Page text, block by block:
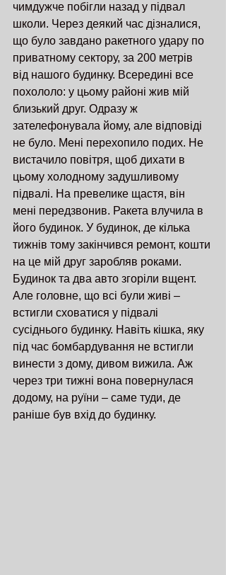
чимдужче побігли назад у підвал
школи. Через деякий час дізналися,
що було завдано ракетного удару по
приватному сектору, за 200 метрів
від нашого будинку. Всередині все
похололо: у цьому районі жив мій
близький друг. Одразу ж
зателефонувала йому, але відповіді
не було. Мені перехопило подих. Не
вистачило повітря, щоб дихати в
цьому холодному задушливому
підвалі. На превелике щастя, він
мені передзвонив. Ракета влучила в
його будинок. У будинок, де кілька
тижнів тому закінчився ремонт, кошти
на це мій друг заробляв роками.
Будинок та два авто згоріли вщент.
Але головне, що всі були живі –
встигли сховатися у підвалі
сусіднього будинку. Навіть кішка, яку
під час бомбардування не встигли
винести з дому, дивом вижила. Аж
через три тижні вона повернулася
додому, на руїни – саме туди, де
раніше був вхід до будинку.